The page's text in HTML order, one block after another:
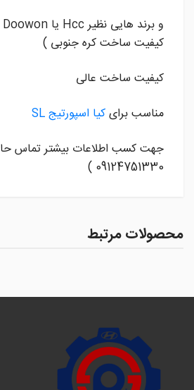
کیفیت ساخت کره جنوبی )
کیفیت ساخت عالی
مناسب برایکیا اسپورتیج SL
جهت کسب اطلاعات بیشتر تماس
09124751330 )
محصولات مرتبط